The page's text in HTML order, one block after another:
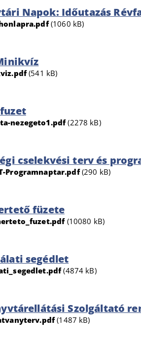
Napok: Időutazás
(1060 kB)
(541 kB)
nezegeto1.pdf(2278 kB)
cselekvési terv és
Programnaptar.pdf(290 kB)
füzete
(10080 kB)
segédlet
(4874 kB)
Szolgáltató
(1487 kB)